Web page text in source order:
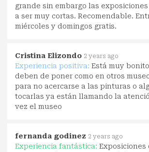
grande sin embargo las
a ser muy cortas. Recomendable.
miércoles y domingos gratis.
Cristina Elizondo 2 years ago
Experiencia positiva: Está muy
deben de poner como en otros
para no acercarse a las pinturas o
tocarlas ya están llamando la
vez el museo
fernanda godinez 2 years ago
Experiencia fantástica: Exposiciones